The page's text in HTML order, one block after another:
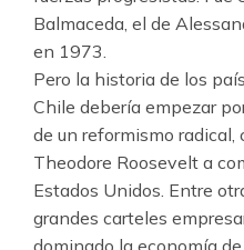
Balmaceda, el de
en 1973.
Pero la historia de los
Chile debería empezar
de un reformismo
Theodore Roosevelt a
Estados Unidos. Entre
grandes carteles
dominado la economía